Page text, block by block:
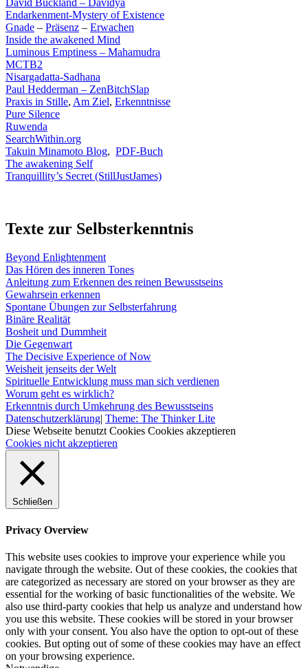
Endarkenment-Mystery of Existence
Gnade – Präsenz – Erwachen
Inside the awakened Mind
Luminous Emptiness – Mahamudra
MCTB2
Nisargadatta-Sadhana
Paul Hedderman – ZenBitchSlap
Praxis in Stille, Am Ziel, Erkenntnisse
Pure Silence
Ruwenda
SearchWithin.org
Takuin Minamoto Blog, PDF-Buch
The awakening Self
Tranquillity’s Secret (StillJustJames)
Texte zur Selbsterkenntnis
Beyond Enlightenment
Das Hören des inneren Tones
Anleitung zum Erkennen des reinen Bewusstseins
Gewahrsein erkennen
Spontane Übungen zur Selbsterfahrung
Binäre Realität
Bosheit und Dummheit
Die Gegenwart
The Decisive Experience of Now
Weisheit jenseits der Welt
Spirituelle Entwicklung muss man sich verdienen
Worum geht es wirklich?
Erkenntnis durch Umkehrung des Bewusstseins
Datenschutzerklärung Theme: The Thinker Lite
Diese Webseite benutzt Cookies Cookies akzeptieren
Cookies nicht akzeptieren
Schließen
Privacy Overview
This website uses cookies to improve your experience while you
navigate through the website. Out of these cookies, the cookies that
are categorized as necessary are stored on your browser as they are
essential for the working of basic functionalities of the website. We
also use third-party cookies that help us analyze and understand how
you use this website. These cookies will be stored in your browser
only with your consent. You also have the option to opt-out of these
cookies. But opting out of some of these cookies may have an effect
on your browsing experience.